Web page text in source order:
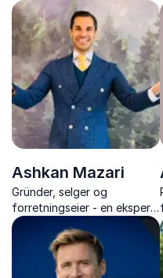
motgang og mestring –
basert på egen livsreise fra
utenforskap til suksess.
Ashkan Mazari
Gründer, selger og
forretningseier - en ekspert
på salg og
gründervirksomhet som
inspirerer deg til nye
muligheter.